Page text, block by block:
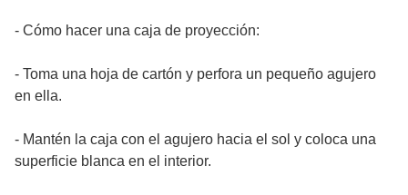
- Cómo hacer una caja de proyección:
- Toma una hoja de cartón y perfora un pequeño agujero
en ella.
- Mantén la caja con el agujero hacia el sol y coloca una
superficie blanca en el interior.